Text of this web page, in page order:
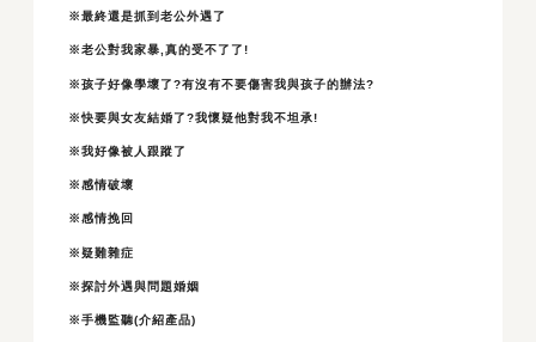
※最終還是抓到老公外遇了
※老公對我家暴,真的受不了了!
※孩子好像學壞了?有沒有不要傷害我與孩子的辦法?
※快要與女友結婚了?我懷疑他對我不坦承!
※我好像被人跟蹤了
※感情破壞
※感情挽回
※疑難雜症
※探討外遇與問題婚姻
※手機監聽(介紹產品)